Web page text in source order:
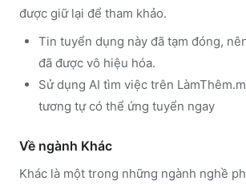
được giữ lại để tham khảo.
Tin tuyển dụng này đã tạm đóng,
đã được vô hiệu hóa.
Sử dụng AI tìm việc trên
tương tự có thể ứng tuyển ngay
Về ngành Khác
Khác là một trong những ngành nghề